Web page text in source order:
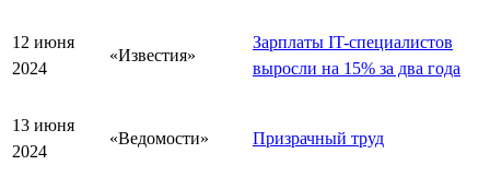
12 июня
2024
«Известия»
Зарплаты IT-специалистов
выросли на 15% за два года
13 июня
2024
«Ведомости» Призрачный труд